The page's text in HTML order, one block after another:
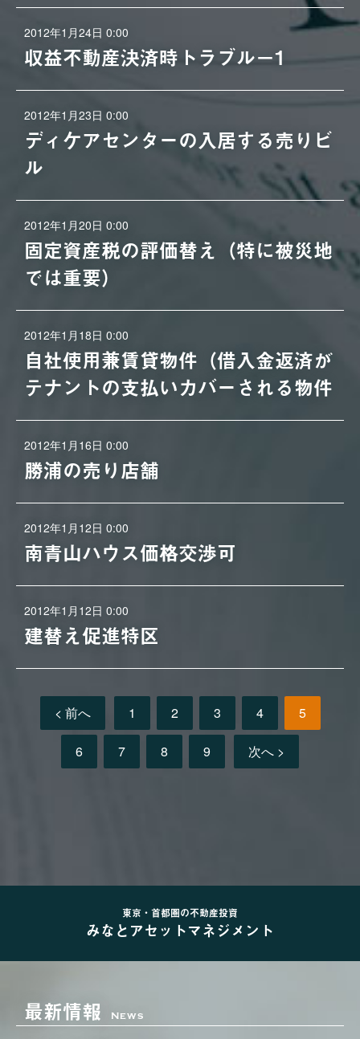
2012年1月24日 0:00
収益不動産決済時トラブル－1
2012年1月23日 0:00
ディケアセンターの入居する売りビ
ル
2012年1月20日 0:00
固定資産税の評価替え（特に被災地
では重要）
2012年1月18日 0:00
自社使用兼賃貸物件（借入金返済が
テナントの支払いカバーされる物件
2012年1月16日 0:00
勝浦の売り店舗
2012年1月12日 0:00
南青山ハウス価格交渉可
2012年1月12日 0:00
建替え促進特区
< 前へ 1 2 3 4 5
6 7 8 9 次へ >
東京・首都圏の不動産投資
みなとアセットマネジメント
最新情報 News